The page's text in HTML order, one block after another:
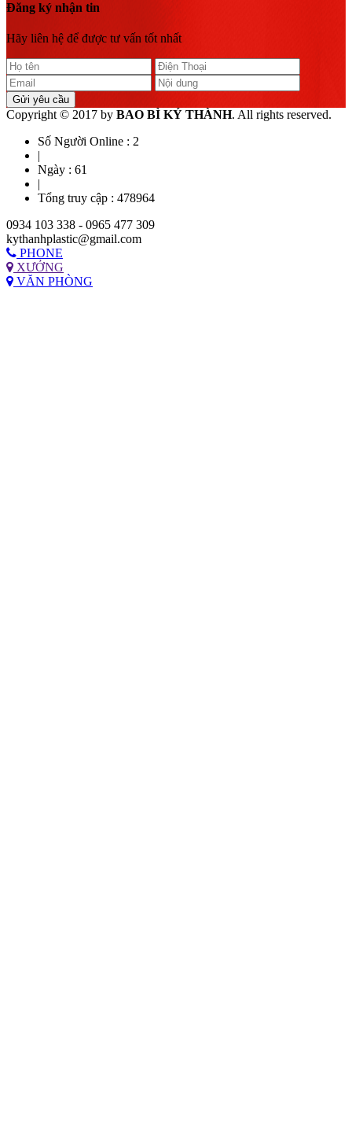
Đăng ký nhận tin
Hãy liên hệ để được tư vấn tốt nhất
Gửi yêu cầu
Copyright © 2017 by BAO BÌ KÝ THÀNH. All rights reserved.
Số Người Online : 2
|
Ngày : 61
|
Tổng truy cập : 478964
0934 103 338 - 0965 477 309
kythanhplastic@gmail.com
PHONE
XƯỞNG
VĂN PHÒNG